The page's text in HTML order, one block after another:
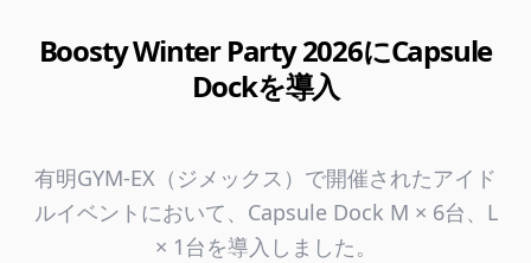
Boosty Winter Party 2026にCapsule
Dockを導入
有明GYM-EX（ジメックス）で開催されたアイド
ルイベントにおいて、Capsule Dock M × 6台、L
× 1台を導入しました。